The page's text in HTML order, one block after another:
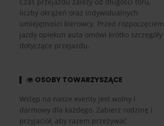
liczby okrążeń oraz indywidualnych
umiejętności kierowcy. Przed rozpoczęciem
jazdy opiekun auta omówi krótko szczegóły
dotyczące przejazdu.
OSOBY TOWARZYSZĄCE
Wstęp na nasze eventy jest wolny i
darmowy dla każdego. Zabierz rodzinę i
przyjaciół, aby razem przeżywać